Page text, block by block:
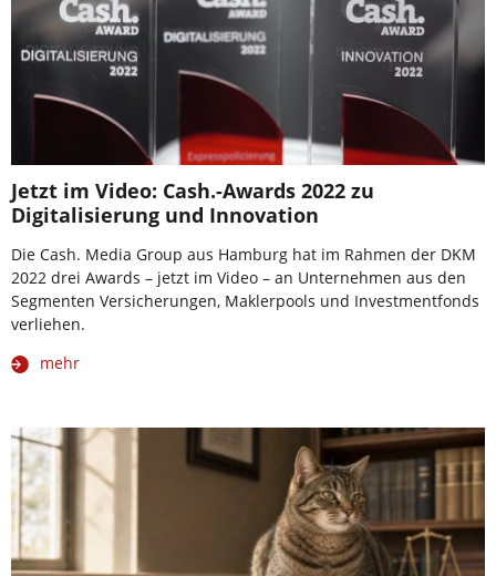
Jetzt im Video: Cash.-Awards 2022 zu
Digitalisierung und Innovation
Die Cash. Media Group aus Hamburg hat im Rahmen der DKM
2022 drei Awards – jetzt im Video – an Unternehmen aus den
Segmenten Versicherungen, Maklerpools und Investmentfonds
verliehen.
mehr